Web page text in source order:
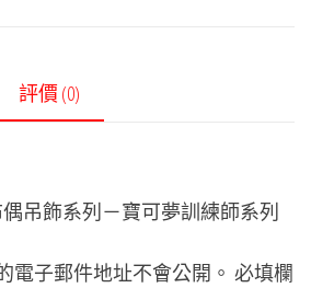
評價 (0)
吊飾系列－寶可夢訓練師系列
電子郵件地址不會公開。 必填欄